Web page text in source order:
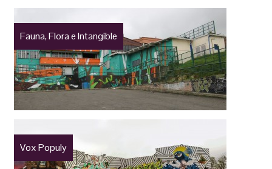
Fauna, Flora e Intangible
Vox Populy